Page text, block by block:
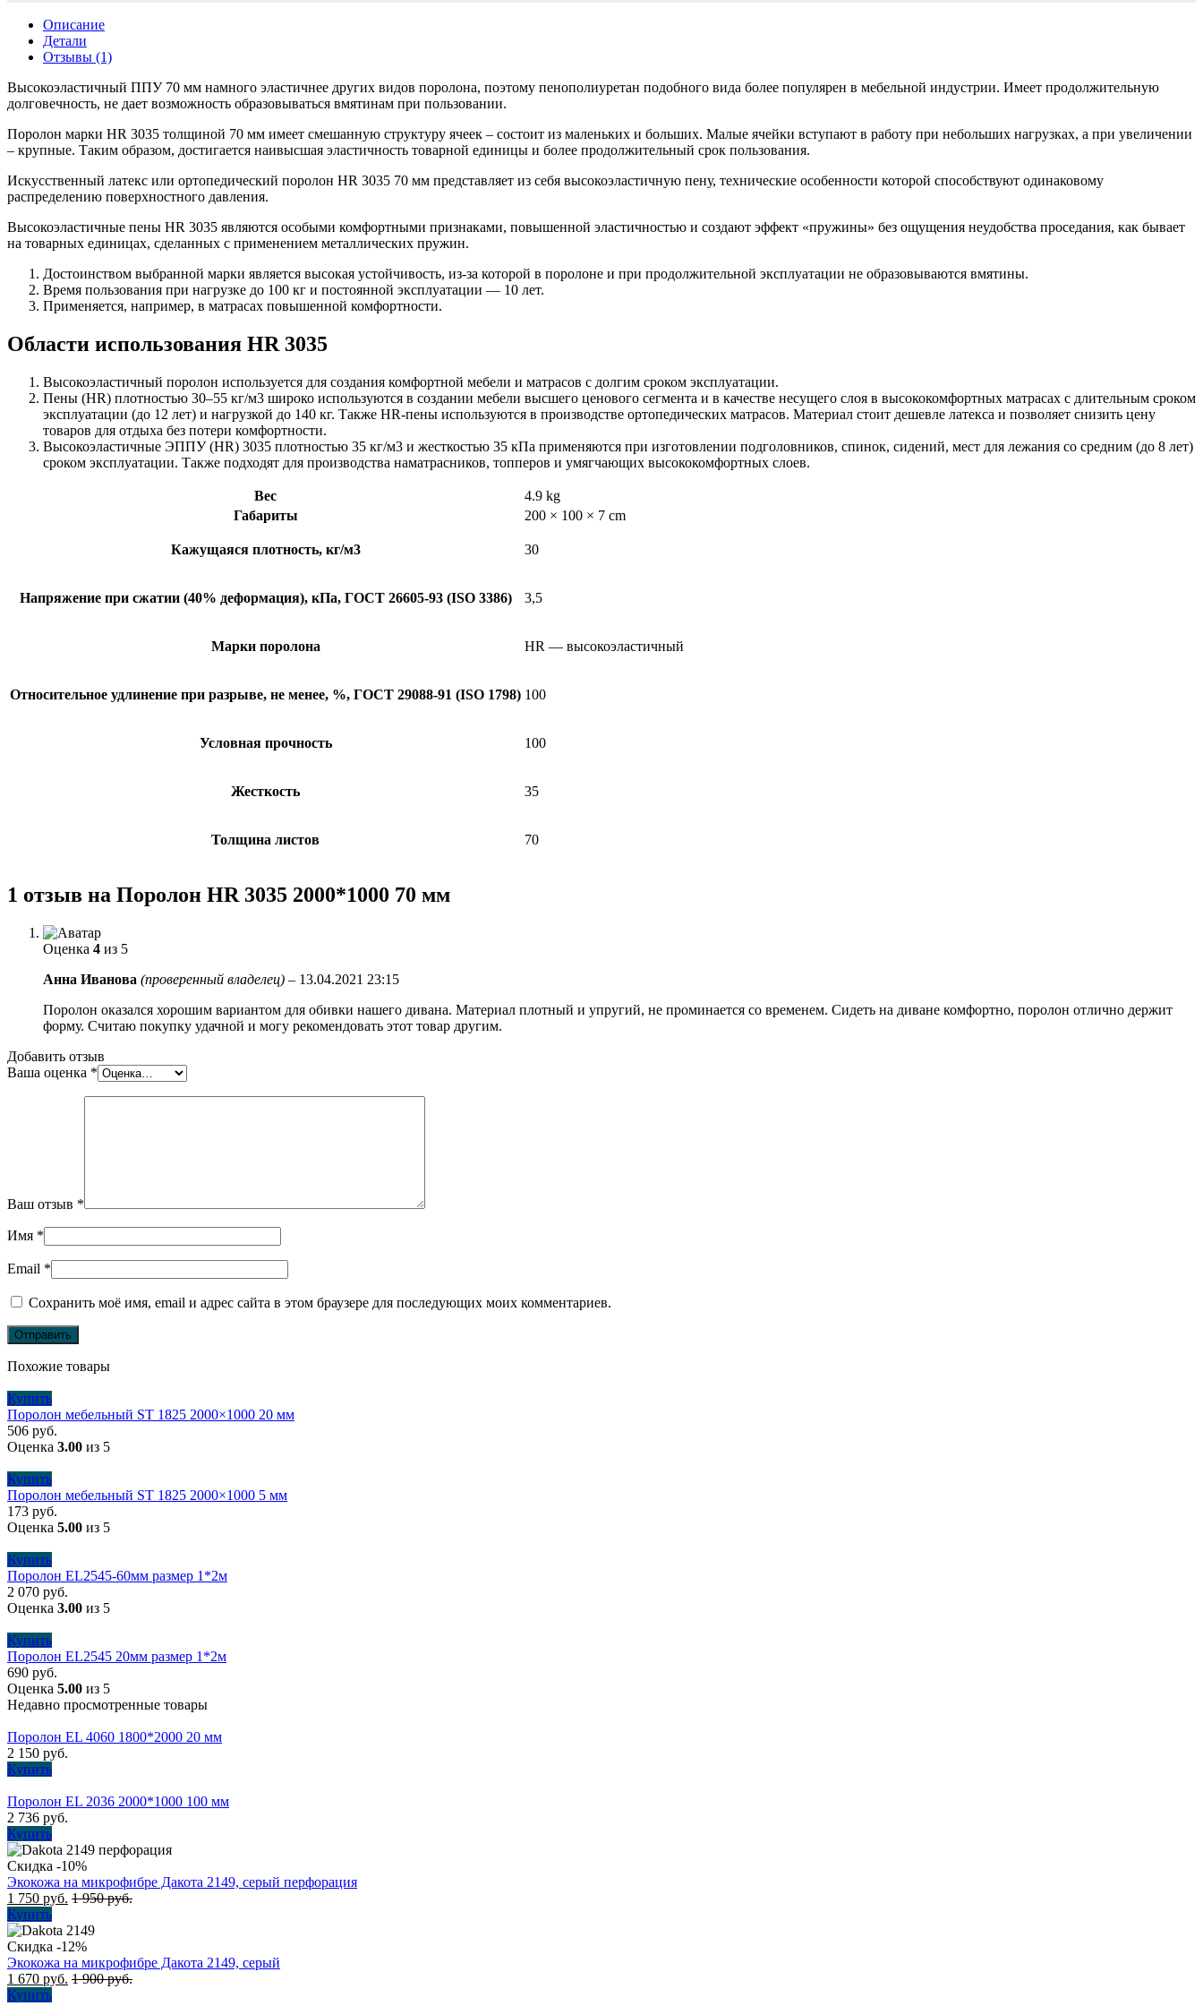
Описание
Детали
Отзывы (1)
Высокоэластичный ППУ 70 мм намного эластичнее других видов поролона, поэтому пенополиуретан подобного вида более популярен в мебельной индустрии. Имеет продолжительную
долговечность, не дает возможность образовываться вмятинам при пользовании.
Поролон марки HR 3035 толщиной 70 мм имеет смешанную структуру ячеек – состоит из маленьких и больших. Малые ячейки вступают в работу при небольших нагрузках, а при увеличении
– крупные. Таким образом, достигается наивысшая эластичность товарной единицы и более продолжительный срок пользования.
Искусственный латекс или ортопедический поролон HR 3035 70 мм представляет из себя высокоэластичную пену, технические особенности которой способствуют одинаковому
распределению поверхностного давления.
Высокоэластичные пены HR 3035 являются особыми комфортными признаками, повышенной эластичностью и создают эффект «пружины» без ощущения неудобства проседания, как бывает
на товарных единицах, сделанных с применением металлических пружин.
Достоинством выбранной марки является высокая устойчивость, из-за которой в поролоне и при продолжительной эксплуатации не образовываются вмятины.
Время пользования при нагрузке до 100 кг и постоянной эксплуатации — 10 лет.
Применяется, например, в матрасах повышенной комфортности.
Области использования HR 3035
Высокоэластичный поролон используется для создания комфортной мебели и матрасов с долгим сроком эксплуатации.
Пены (HR) плотностью 30–55 кг/м3 широко используются в создании мебели высшего ценового сегмента и в качестве несущего слоя в высококомфортных матрасах с длительным сроком
эксплуатации (до 12 лет) и нагрузкой до 140 кг. Также HR-пены используются в производстве ортопедических матрасов. Материал стоит дешевле латекса и позволяет снизить цену
товаров для отдыха без потери комфортности.
Высокоэластичные ЭППУ (HR) 3035 плотностью 35 кг/м3 и жесткостью 35 кПа применяются при изготовлении подголовников, спинок, сидений, мест для лежания со средним (до 8 лет)
сроком эксплуатации. Также подходят для производства наматрасников, топперов и умягчающих высококомфортных слоев.
Вес
4.9 kg
Габариты
200 × 100 × 7 cm
Кажущаяся плотность, кг/м3 30
Напряжение при сжатии (40% деформация), кПа, ГОСТ 26605-93 (ISO 3386) 3,5
Марки поролона HR — высокоэластичный
Относительное удлинение при разрыве, не менее, %, ГОСТ 29088-91 (ISO 1798) 100
Условная прочность 100
Жесткость 35
Толщина листов 70
1 отзыв на Поролон HR 3035 2000*1000 70 мм
Оценка 4 из 5
Анна Иванова (проверенный владелец) – 13.04.2021 23:15
Поролон оказался хорошим вариантом для обивки нашего дивана. Материал плотный и упругий, не проминается со временем. Сидеть на диване комфортно, поролон отлично держит
форму. Считаю покупку удачной и могу рекомендовать этот товар другим.
Добавить отзыв
Ваша оценка *
Ваш отзыв *
Имя *
Email *
Сохранить моё имя, email и адрес сайта в этом браузере для последующих моих комментариев.
Похожие товары
Купить
Поролон мебельный ST 1825 2000×1000 20 мм
506 руб.
Оценка 3.00 из 5
Купить
Поролон мебельный ST 1825 2000×1000 5 мм
173 руб.
Оценка 5.00 из 5
Купить
Поролон EL2545-60мм размер 1*2м
2 070 руб.
Оценка 3.00 из 5
Купить
Поролон EL2545 20мм размер 1*2м
690 руб.
Оценка 5.00 из 5
Недавно просмотренные товары
Поролон EL 4060 1800*2000 20 мм
2 150 руб.
Купить
Поролон EL 2036 2000*1000 100 мм
2 736 руб.
Купить
Скидка -10%
Экокожа на микрофибре Дакота 2149, серый перфорация
1 750 руб. 1 950руб.
Купить
Скидка -12%
Экокожа на микрофибре Дакота 2149, серый
1 670 руб. 1 900руб.
Купить